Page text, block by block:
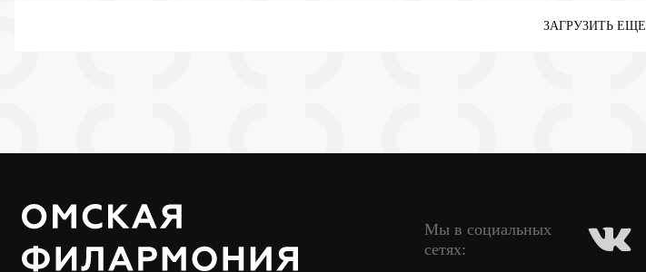
ЗАГРУЗИТЬ ЕЩЕ
Мы в социальных
сетях: